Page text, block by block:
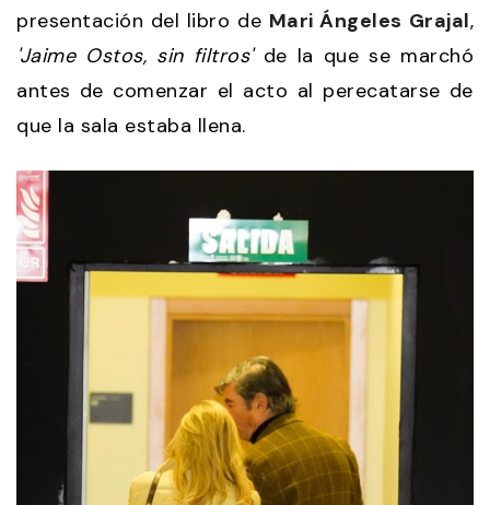
presentación del libro de Mari Ángeles Grajal,
'Jaime Ostos, sin filtros'de la que se marchó
antes de comenzar el acto al perecatarse de
que la sala estaba llena.